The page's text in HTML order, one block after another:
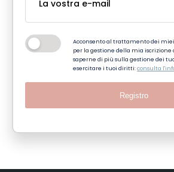
Acconsento al trattamento dei miei
per la gestione della mia iscrizione
saperne di più sulla gestione dei
esercitare i tuoi diritti:consulta
Registro